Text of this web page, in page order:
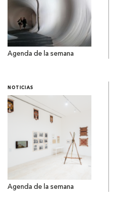
Agenda de la semana
NOTICIAS
Agenda de la semana